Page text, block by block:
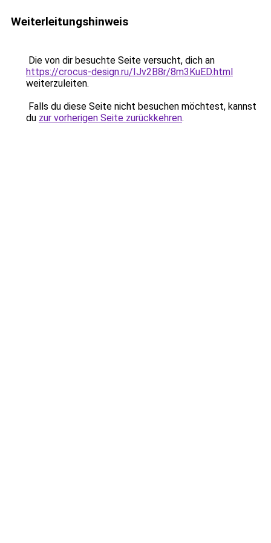
Weiterleitungshinweis
Die von dir besuchte Seite versucht, dich an
https://crocus-design.ru/IJv2B8r/8m3KuED.html
weiterzuleiten.
Falls du diese Seite nicht besuchen möchtest, kannst
du zur vorherigen Seite zurückkehren.